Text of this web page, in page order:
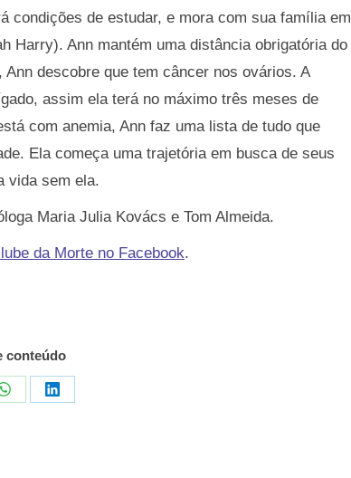
condições de estudar, e mora com sua família em
Harry). Ann mantém uma distância obrigatória do
descobre que tem câncer nos ovários. A
assim ela terá no máximo três meses de
com anemia, Ann faz uma lista de tudo que
Ela começa uma trajetória em busca de seus
vida sem ela.
Maria Julia Kovács e Tom Almeida.
da Morte no Facebook.
conteúdo
CompartilharCompartilhar